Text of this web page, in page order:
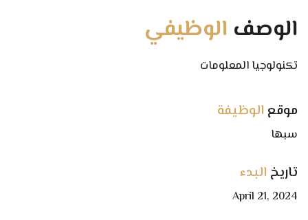
الوصف الوظيفي
تكنولوجيا المعلومات
موقع الوظيفة
سبها
تاريخ البدء
April 21, 2024